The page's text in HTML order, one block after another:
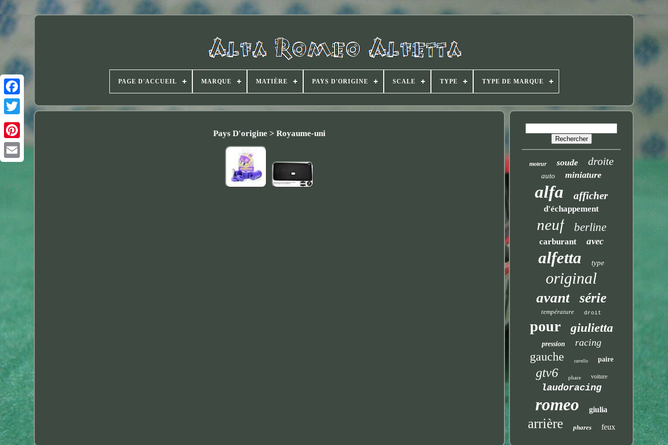
Twitter
PAGE D'ACCUEIL MARQUE MATIÈRE PAYS D'ORIGINE SCALE TYPE TYPE DE MARQUE
Pays D'origine > Royaume-uni
moteur soude droite
auto miniature
alfa afficher
d'échappement
neuf berline
carburant avec
alfetta type
original
avant série
température droit
pour giulietta
pression racing
gauche carello paire
gtv6 phare voiture
laudoracing
romeo giulia
arrière phares feux